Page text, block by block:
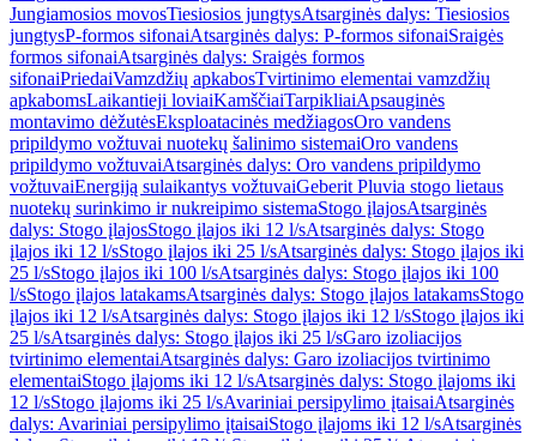
Jungiamosios movosTiesiosios jungtysAtsarginės dalys: Tiesiosios
jungtysP-formos sifonaiAtsarginės dalys: P-formos sifonaiSraigės
formos sifonaiAtsarginės dalys: Sraigės formos
sifonaiPriedaiVamzdžių apkabosTvirtinimo elementai vamzdžių
apkabomsLaikantieji loviaiKamščiaiTarpikliaiApsauginės
montavimo dėžutėsEksploatacinės medžiagosOro vandens
pripildymo vožtuvai nuotekų šalinimo sistemaiOro vandens
pripildymo vožtuvaiAtsarginės dalys: Oro vandens pripildymo
vožtuvaiEnergiją sulaikantys vožtuvaiGeberit Pluvia stogo lietaus
nuotekų surinkimo ir nukreipimo sistemaStogo įlajosAtsarginės
dalys: Stogo įlajosStogo įlajos iki 12 l/sAtsarginės dalys: Stogo
įlajos iki 12 l/sStogo įlajos iki 25 l/sAtsarginės dalys: Stogo įlajos iki
25 l/sStogo įlajos iki 100 l/sAtsarginės dalys: Stogo įlajos iki 100
l/sStogo įlajos latakamsAtsarginės dalys: Stogo įlajos latakamsStogo
įlajos iki 12 l/sAtsarginės dalys: Stogo įlajos iki 12 l/sStogo įlajos iki
25 l/sAtsarginės dalys: Stogo įlajos iki 25 l/sGaro izoliacijos
tvirtinimo elementaiAtsarginės dalys: Garo izoliacijos tvirtinimo
elementaiStogo įlajoms iki 12 l/sAtsarginės dalys: Stogo įlajoms iki
12 l/sStogo įlajoms iki 25 l/sAvariniai persipylimo įtaisaiAtsarginės
dalys: Avariniai persipylimo įtaisaiStogo įlajoms iki 12 l/sAtsarginės